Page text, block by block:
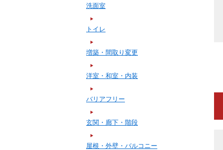
洗面室
トイレ
増築・間取り変更
洋室・和室・内装
バリアフリー
玄関・廊下・階段
屋根・外壁・バルコニー